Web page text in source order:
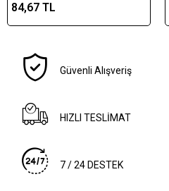
Modüler Çok Amaçlı
84,67 TL
Güvenli Alışveriş
HIZLI TESLİMAT
7 / 24 DESTEK